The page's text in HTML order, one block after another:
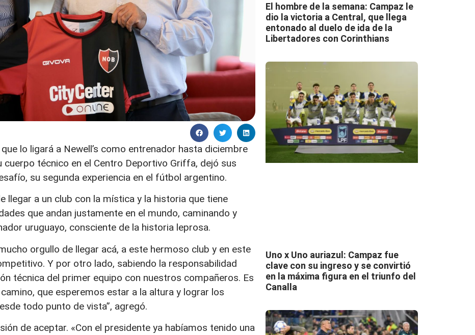
lo ligará a Newell’s como entrenador hasta diciembre
técnico en el Centro Deportivo Griffa, dejó sus
su segunda experiencia en el fútbol argentino.
llegar a un club con la mística y la historia que tiene
que andan justamente en el mundo, caminando y
uruguayo, consciente de la historia leprosa.
orgullo de llegar acá, a este hermoso club y en este
Y por otro lado, sabiendo la responsabilidad
técnica del primer equipo con nuestros compañeros. Es
que esperemos estar a la altura y lograr los
todo punto de vista”, agregó.
de aceptar. «Con el presidente ya habíamos tenido una
El hombre de la semana: Campaz le
dio la victoria a Central, que llega
entonado al duelo de ida de la
Libertadores con Corinthians
Uno x Uno auriazul: Campaz fue
clave con su ingreso y se convirtió
en la máxima figura en el triunfo del
Canalla